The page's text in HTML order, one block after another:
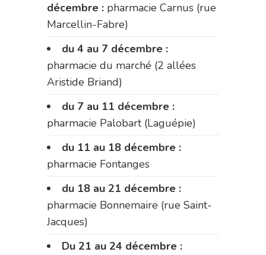
décembre : pharmacie Carnus (rue
Marcellin-Fabre)
du 4 au 7 décembre :
pharmacie du marché (2 allées
Aristide Briand)
du 7 au 11 décembre :
pharmacie Palobart (Laguépie)
du 11 au 18 décembre :
pharmacie Fontanges
du 18 au 21 décembre :
pharmacie Bonnemaire (rue Saint-
Jacques)
Du 21 au 24 décembre :